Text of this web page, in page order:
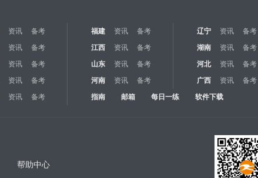
资讯 备考 福建 资讯 备考 辽宁 资讯
备考
资讯 备考 江西 资讯 备考 湖南 资讯
备考
资讯 备考 山东 资讯 备考 河北 资讯
备考
资讯 备考 河南 资讯 备考 广西 资讯
备考
资讯 备考 指南 邮箱 每日一练 软件下载
帮助中心